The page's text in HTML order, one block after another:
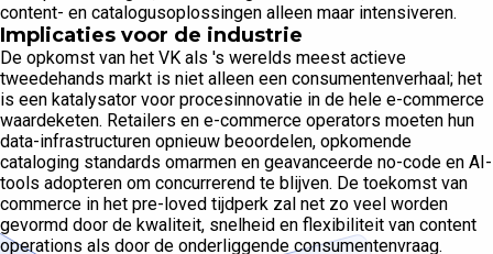
content- en catalogusoplossingen alleen maar intensiveren.
Implicaties voor de industrie
De opkomst van het VK als 's werelds meest actieve
tweedehands markt is niet alleen een consumentenverhaal; het
is een katalysator voor procesinnovatie in de hele e-commerce
waardeketen. Retailers en e-commerce operators moeten hun
data-infrastructuren opnieuw beoordelen, opkomende
cataloging standards omarmen en geavanceerde no-code en AI-
tools adopteren om concurrerend te blijven. De toekomst van
commerce in het pre-loved tijdperk zal net zo veel worden
gevormd door de kwaliteit, snelheid en flexibiliteit van content
operations als door de onderliggende consumentenvraag.